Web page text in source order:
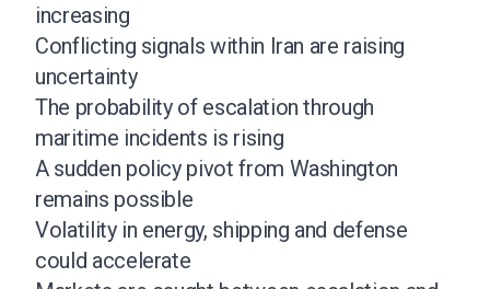
increasing
Conflicting signals within Iran are raising
uncertainty
The probability of escalation through
maritime incidents is rising
A sudden policy pivot from Washington
remains possible
Volatility in energy, shipping and defense
could accelerate